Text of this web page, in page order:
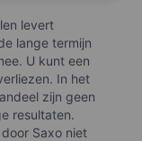
levert
lange termijn
U kunt een
In het
zijn geen
resultaten.
Saxo niet